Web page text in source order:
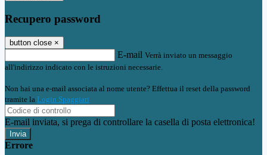
Recupero password
button close ×
E-mail Verrà inviato un messaggio
all'indirizzo indicato con le istruzioni necessarie.
Non hai una e-mail associata al nome utente? Effettua il reset della password
tramite la Login Spaggiari
E-mail inviata, si prega di controllare la casella di posta elettronica!
Errore